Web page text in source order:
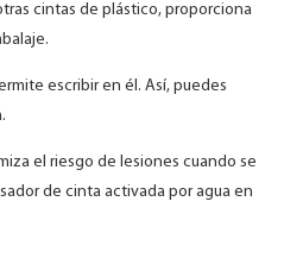
cintas de plástico, proporciona
escribir en él. Así, puedes
el riesgo de lesiones cuando se
de cinta activada por agua en